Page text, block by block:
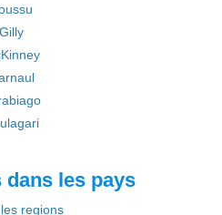
Gilly
dans les pays
regions